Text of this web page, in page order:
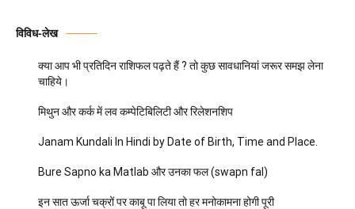
विविध-लेख
क्या आप भी प्रतिदिन राशिफल पढ़ते हैं ? तो कुछ सावधानियां जरूर समझ लेना
चाहिये।
मिथुन और कर्क में लव कम्पेटिबिलिटी और रिलेशनशिप
Janam Kundali In Hindi by Date of Birth, Time and Place.
Bure Sapno ka Matlab और उनका फल (swapn fal)
इन सात ऊर्जा चक्रों पर काबू पा लिया तो हर मनोकामना होगी पूरी